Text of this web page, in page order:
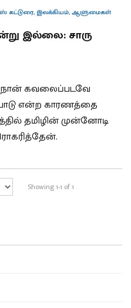
கட்டுரை, இலக்கியம்,ஆளுமைகள்
இல்லை: சாரு
நான் கவலைப்படவே
என்ற காரணத்தை
தமிழின் முன்னோடி
Showing 1-1 of 1